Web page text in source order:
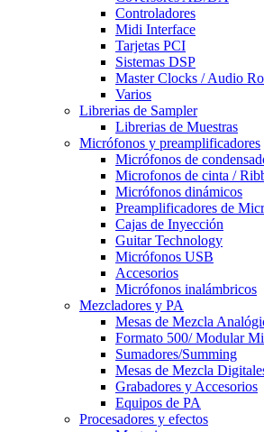
Controladores
Midi Interface
Tarjetas PCI
Sistemas DSP
Master Clocks / Audio
Varios
Librerias de Sampler
Librerias de Muestras
Micrófonos y preamplificadores
Micrófonos de
Microfonos de cinta /
Micrófonos dinámicos
Preamplificadores de
Cajas de Inyección
Guitar Technology
Micrófonos USB
Accesorios
Micrófonos inalámbricos
Mezcladores y PA
Mesas de Mezcla
Formato 500/ Modular
Sumadores/Summing
Mesas de Mezcla
Grabadores y Accesorios
Equipos de PA
Procesadores y efectos